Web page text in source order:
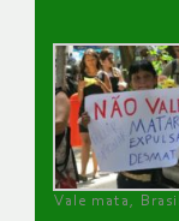
Vale mata, Brasil